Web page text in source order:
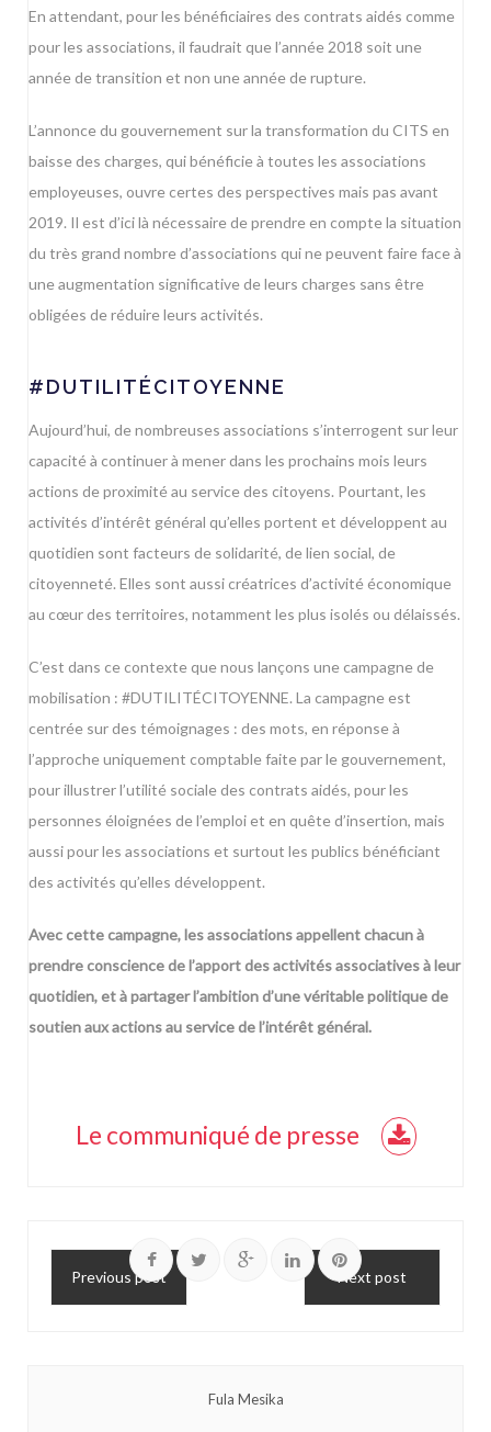
En attendant, pour les bénéficiaires des contrats aidés comme
pour les associations, il faudrait que l’année 2018 soit une
année de transition et non une année de rupture.
L’annonce du gouvernement sur la transformation du CITS en
baisse des charges, qui bénéficie à toutes les associations
employeuses, ouvre certes des perspectives mais pas avant
2019. Il est d’ici là nécessaire de prendre en compte la situation
du très grand nombre d’associations qui ne peuvent faire face à
une augmentation significative de leurs charges sans être
obligées de réduire leurs activités.
#DUTILITÉCITOYENNE
Aujourd’hui, de nombreuses associations s’interrogent sur leur
capacité à continuer à mener dans les prochains mois leurs
actions de proximité au service des citoyens. Pourtant, les
activités d’intérêt général qu’elles portent et développent au
quotidien sont facteurs de solidarité, de lien social, de
citoyenneté. Elles sont aussi créatrices d’activité économique
au cœur des territoires, notamment les plus isolés ou délaissés.
C’est dans ce contexte que nous lançons une campagne de
mobilisation : #DUTILITÉCITOYENNE. La campagne est
centrée sur des témoignages : des mots, en réponse à
l’approche uniquement comptable faite par le gouvernement,
pour illustrer l’utilité sociale des contrats aidés, pour les
personnes éloignées de l’emploi et en quête d’insertion, mais
aussi pour les associations et surtout les publics bénéficiant
des activités qu’elles développent.
Avec cette campagne, les associations appellent chacun à
prendre conscience de l’apport des activités associatives à leur
quotidien, et à partager l’ambition d’une véritable politique de
soutien aux actions au service de l’intérêt général.
Le communiqué de presse
Previous post Next post
Fula Mesika